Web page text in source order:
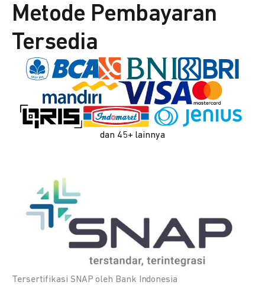
Metode Pembayaran
Tersedia
dan 45+ lainnya
Tersertifikasi SNAP oleh Bank Indonesia